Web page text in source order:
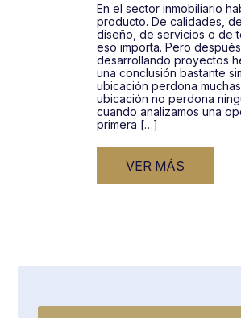
En el sector inmobiliario
producto. De calidades,
diseño, de servicios o de
eso importa. Pero
desarrollando proyectos
una conclusión bastante
ubicación perdona
ubicación no perdona
cuando analizamos una
primera […]
VER MÁS